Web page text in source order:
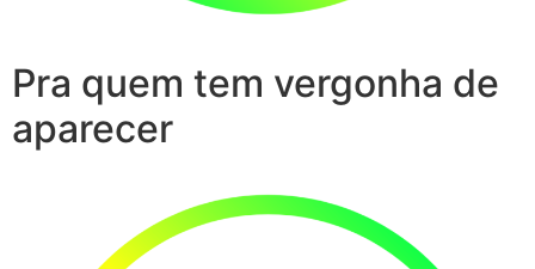
Pra quem tem vergonha de
aparecer